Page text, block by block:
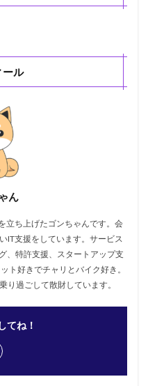
ール
ん
立ち上げたゴンちゃんです。会
IT支援をしています。サービス
、特許支援、スタートアップ支
ト好きでチャリとバイク好き。
り過ごして散財しています。
てね！